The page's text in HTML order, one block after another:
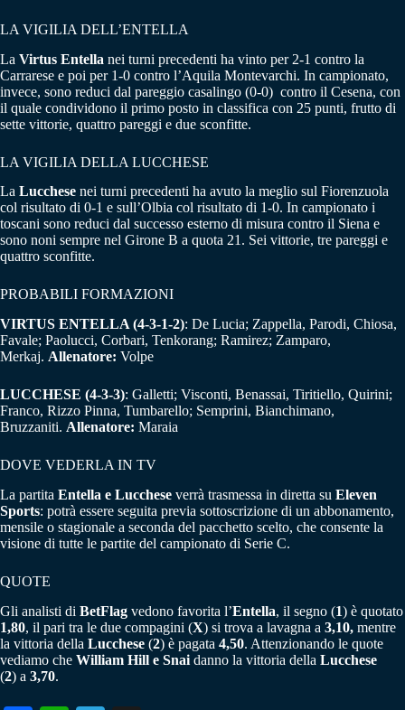
LA VIGILIA DELL’ENTELLA
La Virtus Entella nei turni precedenti ha vinto per 2-1 contro la
Carrarese e poi per 1-0 contro l’Aquila Montevarchi. In campionato,
invece, sono reduci dal pareggio casalingo (0-0) contro il Cesena, con
il quale condividono il primo posto in classifica con 25 punti, frutto di
sette vittorie, quattro pareggi e due sconfitte.
LA VIGILIA DELLA LUCCHESE
La Lucchese nei turni precedenti ha avuto la meglio sul Fiorenzuola
col risultato di 0-1 e sull’Olbia col risultato di 1-0. In campionato i
toscani sono reduci dal successo esterno di misura contro il Siena e
sono noni sempre nel Girone B a quota 21. Sei vittorie, tre pareggi e
quattro sconfitte.
PROBABILI FORMAZIONI
VIRTUS ENTELLA (4-3-1-2): De Lucia; Zappella, Parodi, Chiosa,
Favale; Paolucci, Corbari, Tenkorang; Ramirez; Zamparo,
Merkaj. Allenatore: Volpe
LUCCHESE (4-3-3): Galletti; Visconti, Benassai, Tiritiello, Quirini;
Franco, Rizzo Pinna, Tumbarello; Semprini, Bianchimano,
Bruzzaniti. Allenatore: Maraia
DOVE VEDERLA IN TV
La partita Entella e Lucchese verrà trasmessa in diretta su Eleven
Sports: potrà essere seguita previa sottoscrizione di un abbonamento,
mensile o stagionale a seconda del pacchetto scelto, che consente la
visione di tutte le partite del campionato di Serie C.
QUOTE
Gli analisti di BetFlag vedono favorita l’Entella, il segno (1) è quotato
1,80, il pari tra le due compagini (X) si trova a lavagna a 3,10, mentre
la vittoria della Lucchese (2) è pagata 4,50. Attenzionando le quote
vediamo che William Hill e Snai danno la vittoria della Lucchese
(2) a 3,70.